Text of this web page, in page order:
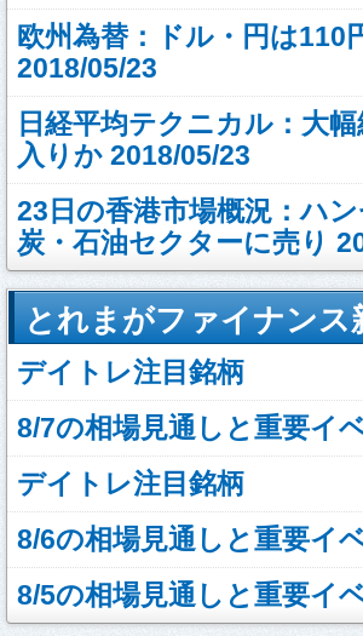
欧州為替：ドル・円は110
2018/05/23
日経平均テクニカル：大
入りか 2018/05/23
23日の香港市場概況：ハ
炭・石油セクターに売り
とれまがファイナンス
デイトレ注目銘柄
8/7の相場見通しと重要イ
デイトレ注目銘柄
8/6の相場見通しと重要イ
8/5の相場見通しと重要イ